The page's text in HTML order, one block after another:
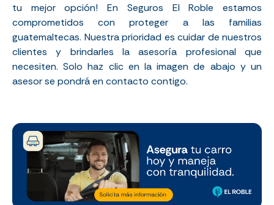
tu mejor opción! En Seguros El Roble estamos
comprometidos con proteger a las familias
guatemaltecas. Nuestra prioridad es cuidar de nuestros
clientes y brindarles la asesoría profesional que
necesiten. Solo haz clic en la imagen de abajo y un
asesor se pondrá en contacto contigo.